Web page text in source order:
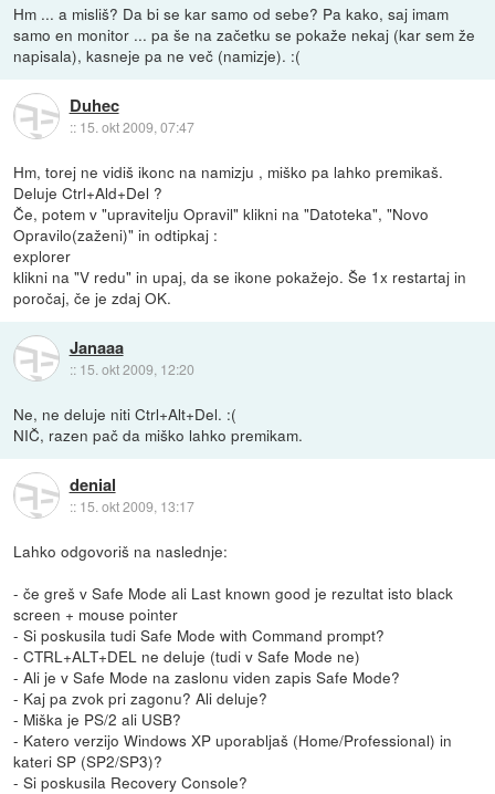
Hm ... a misliš? Da bi se kar samo od sebe? Pa kako, saj imam
samo en monitor ... pa še na začetku se pokaže nekaj (kar sem že
napisala), kasneje pa ne več (namizje). :(
Duhec
:: 15. okt 2009, 07:47
Hm, torej ne vidiš ikonc na namizju , miško pa lahko premikaš.
Deluje Ctrl+Ald+Del ?
Če, potem v "upravitelju Opravil" klikni na "Datoteka", "Novo
Opravilo(zaženi)" in odtipkaj :
explorer
klikni na "V redu" in upaj, da se ikone pokažejo. Še 1x restartaj in
poročaj, če je zdaj OK.
Janaaa
:: 15. okt 2009, 12:20
Ne, ne deluje niti Ctrl+Alt+Del. :(
NIČ, razen pač da miško lahko premikam.
denial
:: 15. okt 2009, 13:17
Lahko odgovoriš na naslednje:
- če greš v Safe Mode ali Last known good je rezultat isto black
screen + mouse pointer
- Si poskusila tudi Safe Mode with Command prompt?
- CTRL+ALT+DEL ne deluje (tudi v Safe Mode ne)
- Ali je v Safe Mode na zaslonu viden zapis Safe Mode?
- Kaj pa zvok pri zagonu? Ali deluje?
- Miška je PS/2 ali USB?
- Katero verzijo Windows XP uporabljaš (Home/Professional) in
kateri SP (SP2/SP3)?
- Si poskusila Recovery Console?